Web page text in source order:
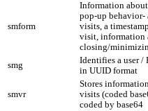
smform
Information
pop-up behavior-
visits, a
visit, information
closing/
smg
Identifies a user /
in UUID format
smvr
Stores
visits (coded
coded by base64